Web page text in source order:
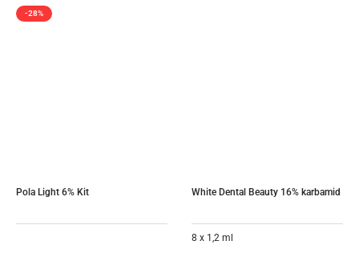
-28%
Pola Light 6% Kit White Dental Beauty 16% karbamid
8 x 1,2 ml